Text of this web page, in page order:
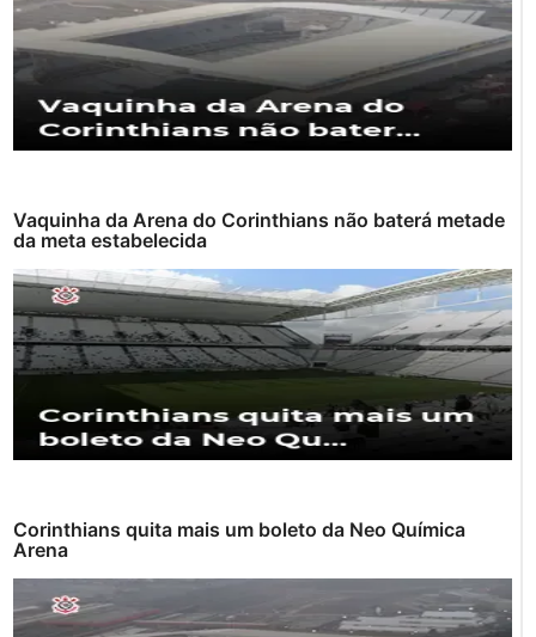
Vaquinha da Arena do Corinthians não baterá metade
da meta estabelecida
Corinthians quita mais um boleto da Neo Química
Arena